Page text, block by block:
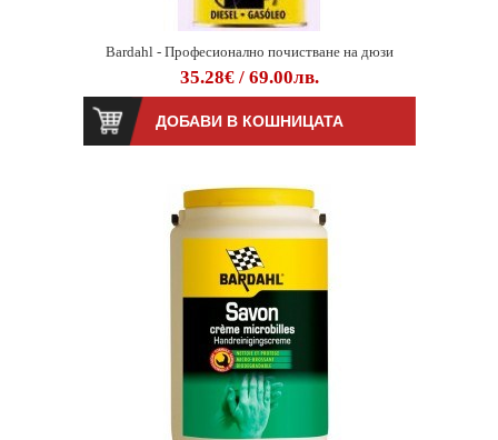
Bardahl - Професионално почистване на дюзи
35.28€ / 69.00лв.